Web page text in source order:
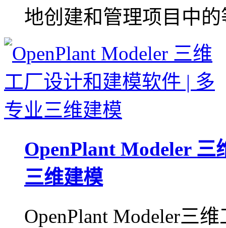
地创建和管理项目中
OpenPlant Modeler
三维建模
OpenPlant Modeler三